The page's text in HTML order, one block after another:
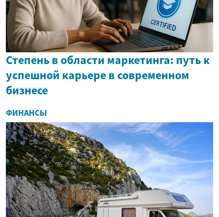
Степень в области маркетинга: путь к
успешной карьере в современном
бизнесе
ФИНАНСЫ